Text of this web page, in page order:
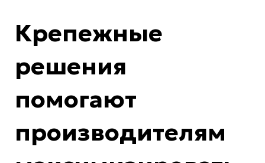
Крепежные
решения
помогают
производителям